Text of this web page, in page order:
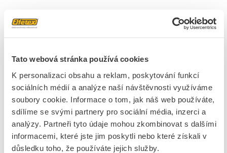
Tato webová stránka používá cookies
K personalizaci obsahu a reklam, poskytování funkcí
sociálních médií a analýze naší návštěvnosti využíváme
soubory cookie. Informace o tom, jak náš web používáte,
sdílíme se svými partnery pro sociální média, inzerci a
analýzy. Partneři tyto údaje mohou zkombinovat s dalšími
informacemi, které jste jim poskytli nebo které získali v
důsledku toho, že používáte jejich služby.
1 položka
MCLED Svítidlo Sign P 2W 60lm 6000K 3h nouzové
přisazené se symboly IP20
Kód ELFETEX
11.394.926
EAN
8595607114042
Značka
MCLED
Cena s DPH